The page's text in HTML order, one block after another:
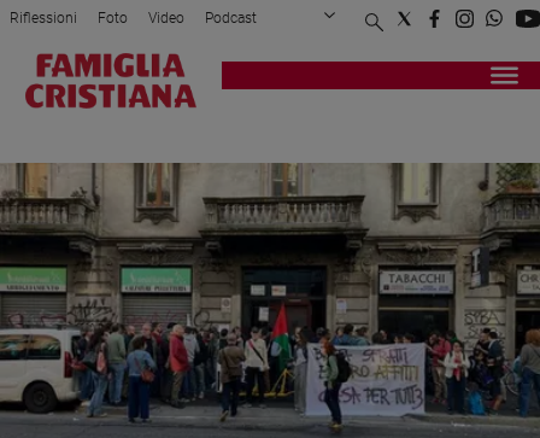
Attualità
Politica
Mondo
Economia
Legalità
giustizia
Sport
Interviste
Riflessioni Foto Video Podcast
Privacy Policy Chi siamo
Registrati Redazione